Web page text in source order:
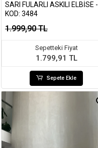
SARI FULARLI ASKILI ELBISE -
KOD: 3484
1.999,90 TL
Sepetteki Fiyat
1.799,91 TL
Sepete Ekle